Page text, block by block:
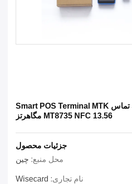
QR Code بدون تماس Smart POS Terminal MTK
MT8735 NFC 13.56 مگاهرتز
جزئیات محصول
محل منبع: چین
نام تجاری: Wisecard